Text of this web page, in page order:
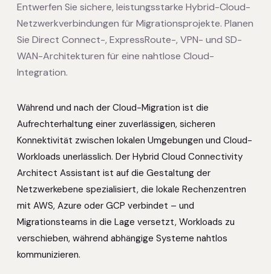
Entwerfen Sie sichere, leistungsstarke Hybrid-Cloud-
Netzwerkverbindungen für Migrationsprojekte. Planen
Sie Direct Connect-, ExpressRoute-, VPN- und SD-
WAN-Architekturen für eine nahtlose Cloud-
Integration.
Während und nach der Cloud-Migration ist die
Aufrechterhaltung einer zuverlässigen, sicheren
Konnektivität zwischen lokalen Umgebungen und Cloud-
Workloads unerlässlich. Der Hybrid Cloud Connectivity
Architect Assistant ist auf die Gestaltung der
Netzwerkebene spezialisiert, die lokale Rechenzentren
mit AWS, Azure oder GCP verbindet – und
Migrationsteams in die Lage versetzt, Workloads zu
verschieben, während abhängige Systeme nahtlos
kommunizieren.